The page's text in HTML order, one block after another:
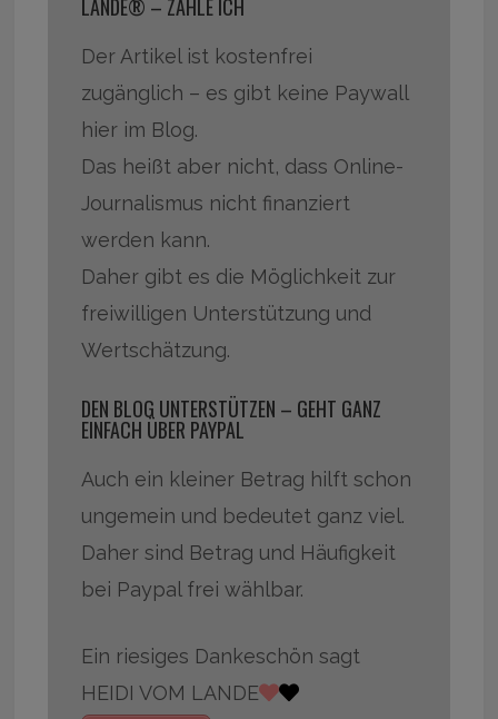
LANDE® – ZAHLE ICH
Der Artikel ist kostenfrei
zugänglich – es gibt keine Paywall
hier im Blog.
Das heißt aber nicht, dass Online-
Journalismus nicht finanziert
werden kann.
Daher gibt es die Möglichkeit zur
freiwilligen Unterstützung und
Wertschätzung.
DEN BLOG UNTERSTÜTZEN – GEHT GANZ
EINFACH ÜBER PAYPAL
Auch ein kleiner Betrag hilft schon
ungemein und bedeutet ganz viel.
Daher sind Betrag und Häufigkeit
bei Paypal frei wählbar.
Ein riesiges Dankeschön sagt
HEIDI VOM LANDE